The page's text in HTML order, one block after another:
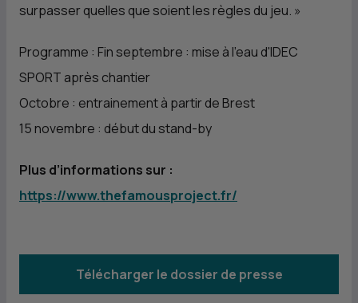
surpasser quelles que soient les règles du jeu. »
Programme : Fin septembre : mise à l'eau d'IDEC
SPORT après chantier
Octobre : entrainement à partir de Brest
15 novembre : début du stand-by
Plus d’informations sur :
https://www.thefamousproject.fr/
Télécharger le dossier de presse